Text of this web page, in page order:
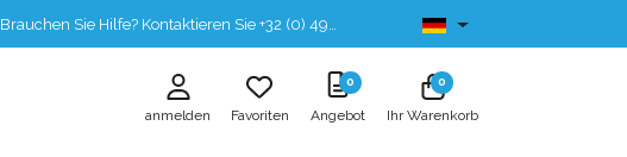
Brauchen Sie Hilfe? Kontaktieren Sie +32 (0) 496 532 330 Ab lager lieferbar
anmelden Favoriten
0
Angebot
0
Ihr Warenkorb